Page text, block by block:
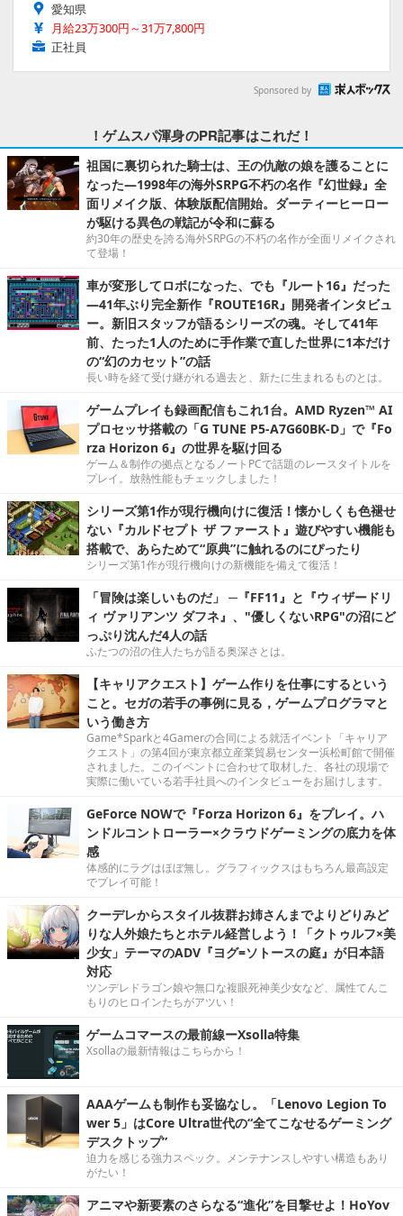
愛知県
月給23万300円～31万7,800円
正社員
Sponsored by
！ゲムスパ渾身のPR記事はこれだ！
祖国に裏切られた騎士は、王の仇敵の娘を護ることに
なった―1998年の海外SRPG不朽の名作『幻世録』全
面リメイク版、体験版配信開始。ダーティーヒーロー
が駆ける異色の戦記が令和に蘇る
約30年の歴史を誇る海外SRPGの不朽の名作が全面リメイクされ
て登場！
車が変形してロボになった、でも『ルート16』だった
―41年ぶり完全新作『ROUTE16R』開発者インタビュ
ー。新旧スタッフが語るシリーズの魂。そして41年
前、たった1人のために手作業で直した世界に1本だけ
の“幻のカセット”の話
長い時を経て受け継がれる過去と、新たに生まれるものとは。
ゲームプレイも録画配信もこれ1台。AMD Ryzen™ AI
プロセッサ搭載の「G TUNE P5-A7G60BK-D」で『Fo
rza Horizon 6』の世界を駆け回る
ゲーム＆制作の拠点となるノートPCで話題のレースタイトルを
プレイ。放熱性能もチェックしました！
シリーズ第1作が現行機向けに復活！懐かしくも色褪せ
ない『カルドセプト ザ ファースト』遊びやすい機能も
搭載で、あらためて“原典”に触れるのにぴったり
シリーズ第1作が現行機向けの新機能を備えて復活！
「冒険は楽しいものだ」 ─『FF11』と『ウィザードリ
ィ ヴァリアンツ ダフネ』、"優しくないRPG"の沼にど
っぷり沈んだ4人の話
ふたつの沼の住人たちが語る奥深さとは。
【キャリアクエスト】ゲーム作りを仕事にするという
こと。セガの若手の事例に見る，ゲームプログラマと
いう働き方
Game*Sparkと4Gamerの合同による就活イベント「キャリア
クエスト」の第4回が東京都立産業貿易センター浜松町館で開催
されました。このイベントに合わせて取材した、各社の現場で
実際に働いている若手社員へのインタビューをお届けします。
GeForce NOWで『Forza Horizon 6』をプレイ。ハ
ンドルコントローラー×クラウドゲーミングの底力を体
感
体感的にラグはほぼ無し。グラフィックスはもちろん最高設定
でプレイ可能！
クーデレからスタイル抜群お姉さんまでよりどりみど
りな人外娘たちとホテル経営しよう！「クトゥルフ×美
少女」テーマのADV『ヨグ=ソトースの庭』が日本語
対応
ツンデレドラゴン娘や無口な複眼死神美少女など、属性てんこ
もりのヒロインたちがアツい！
ゲームコマースの最前線ーXsolla特集
Xsollaの最新情報はこちらから！
AAAゲームも制作も妥協なし。「Lenovo Legion To
wer 5」はCore Ultra世代の“全てこなせるゲーミング
デスクトップ”
迫力を感じる強力スペック。メンテナンスしやすい構造もあり
がたい！
アニマや新要素のさらなる“進化”を目撃せよ！HoYov